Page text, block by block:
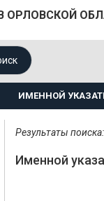
ОРЛОВСКОЙ
ИМЕННОЙ
Результаты
Именной